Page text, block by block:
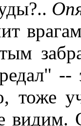
--
тоже
видим.